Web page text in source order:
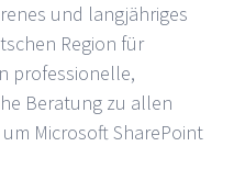
und langjähriges
Region für
professionelle,
Beratung zu allen
Microsoft SharePoint